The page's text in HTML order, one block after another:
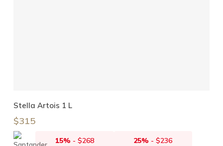
Stella Artois 1 L
$315
15% - $268 25% -$236